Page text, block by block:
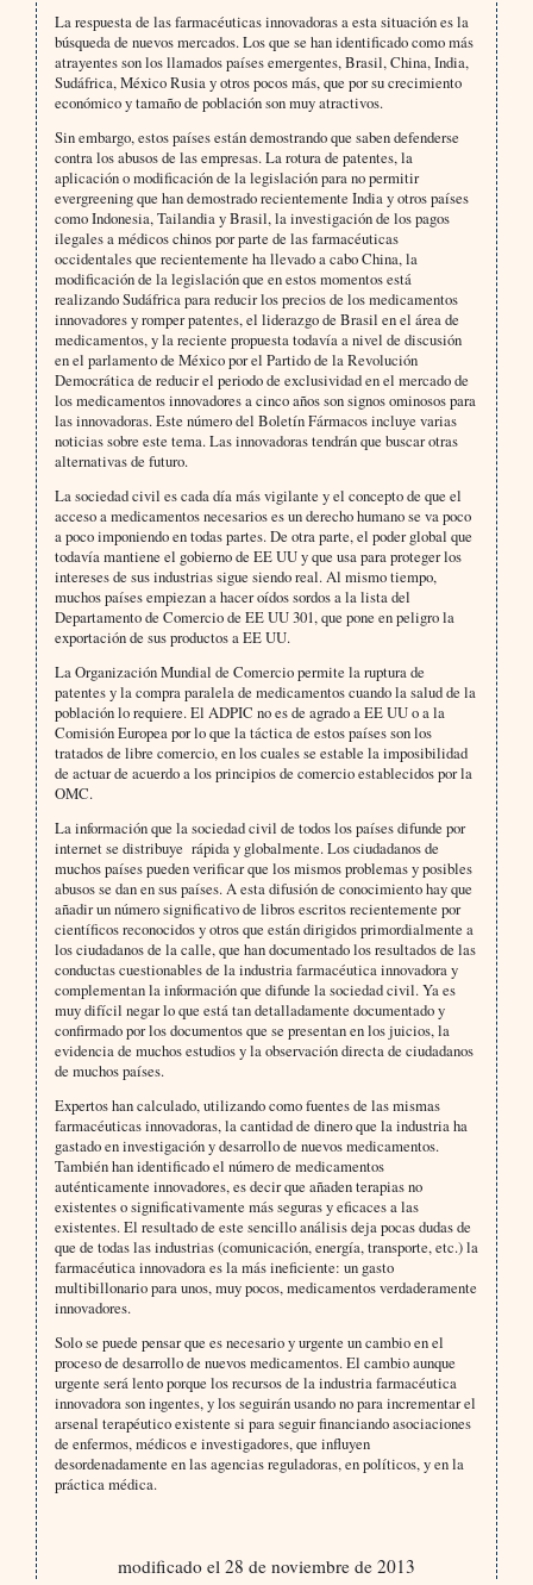
La respuesta de las farmacéuticas innovadoras a esta situación es la
búsqueda de nuevos mercados. Los que se han identificado como más
atrayentes son los llamados países emergentes, Brasil, China, India,
Sudáfrica, México Rusia y otros pocos más, que por su crecimiento
económico y tamaño de población son muy atractivos.
Sin embargo, estos países están demostrando que saben defenderse
contra los abusos de las empresas. La rotura de patentes, la
aplicación o modificación de la legislación para no permitir
evergreening que han demostrado recientemente India y otros países
como Indonesia, Tailandia y Brasil, la investigación de los pagos
ilegales a médicos chinos por parte de las farmacéuticas
occidentales que recientemente ha llevado a cabo China, la
modificación de la legislación que en estos momentos está
realizando Sudáfrica para reducir los precios de los medicamentos
innovadores y romper patentes, el liderazgo de Brasil en el área de
medicamentos, y la reciente propuesta todavía a nivel de discusión
en el parlamento de México por el Partido de la Revolución
Democrática de reducir el periodo de exclusividad en el mercado de
los medicamentos innovadores a cinco años son signos ominosos para
las innovadoras. Este número del Boletín Fármacos incluye varias
noticias sobre este tema. Las innovadoras tendrán que buscar otras
alternativas de futuro.
La sociedad civil es cada día más vigilante y el concepto de que el
acceso a medicamentos necesarios es un derecho humano se va poco
a poco imponiendo en todas partes. De otra parte, el poder global que
todavía mantiene el gobierno de EE UU y que usa para proteger los
intereses de sus industrias sigue siendo real. Al mismo tiempo,
muchos países empiezan a hacer oídos sordos a la lista del
Departamento de Comercio de EE UU 301, que pone en peligro la
exportación de sus productos a EE UU.
La Organización Mundial de Comercio permite la ruptura de
patentes y la compra paralela de medicamentos cuando la salud de la
población lo requiere. El ADPIC no es de agrado a EE UU o a la
Comisión Europea por lo que la táctica de estos países son los
tratados de libre comercio, en los cuales se estable la imposibilidad
de actuar de acuerdo a los principios de comercio establecidos por la
OMC.
La información que la sociedad civil de todos los países difunde por
internet se distribuye rápida y globalmente. Los ciudadanos de
muchos países pueden verificar que los mismos problemas y posibles
abusos se dan en sus países. A esta difusión de conocimiento hay que
añadir un número significativo de libros escritos recientemente por
científicos reconocidos y otros que están dirigidos primordialmente a
los ciudadanos de la calle, que han documentado los resultados de las
conductas cuestionables de la industria farmacéutica innovadora y
complementan la información que difunde la sociedad civil. Ya es
muy difícil negar lo que está tan detalladamente documentado y
confirmado por los documentos que se presentan en los juicios, la
evidencia de muchos estudios y la observación directa de ciudadanos
de muchos países.
Expertos han calculado, utilizando como fuentes de las mismas
farmacéuticas innovadoras, la cantidad de dinero que la industria ha
gastado en investigación y desarrollo de nuevos medicamentos.
También han identificado el número de medicamentos
auténticamente innovadores, es decir que añaden terapias no
existentes o significativamente más seguras y eficaces a las
existentes. El resultado de este sencillo análisis deja pocas dudas de
que de todas las industrias (comunicación, energía, transporte, etc.) la
farmacéutica innovadora es la más ineficiente: un gasto
multibillonario para unos, muy pocos, medicamentos verdaderamente
innovadores.
Solo se puede pensar que es necesario y urgente un cambio en el
proceso de desarrollo de nuevos medicamentos. El cambio aunque
urgente será lento porque los recursos de la industria farmacéutica
innovadora son ingentes, y los seguirán usando no para incrementar el
arsenal terapéutico existente si para seguir financiando asociaciones
de enfermos, médicos e investigadores, que influyen
desordenadamente en las agencias reguladoras, en políticos, y en la
práctica médica.
modificado el 28 de noviembre de 2013